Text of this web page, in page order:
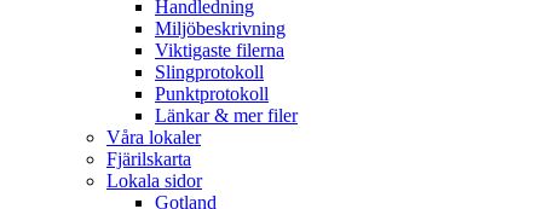
Handledning
Miljöbeskrivning
Viktigaste filerna
Slingprotokoll
Punktprotokoll
Länkar & mer filer
Våra lokaler
Fjärilskarta
Lokala sidor
Gotland